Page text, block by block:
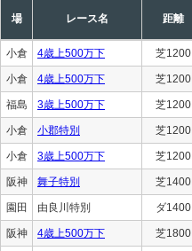
場 レース名 距離
小倉 4歳上500万下 芝1200
小倉 4歳上500万下 芝1200
福島 3歳上500万下 芝1200
小倉 小郡特別 芝1200
小倉 3歳上500万下 芝1200
阪神 舞子特別 芝1400
園田 由良川特別 ダ1400
阪神 4歳上500万下 芝1800